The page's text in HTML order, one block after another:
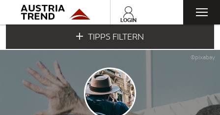
LOGIN
TIPPS FILTERN
©pixabay